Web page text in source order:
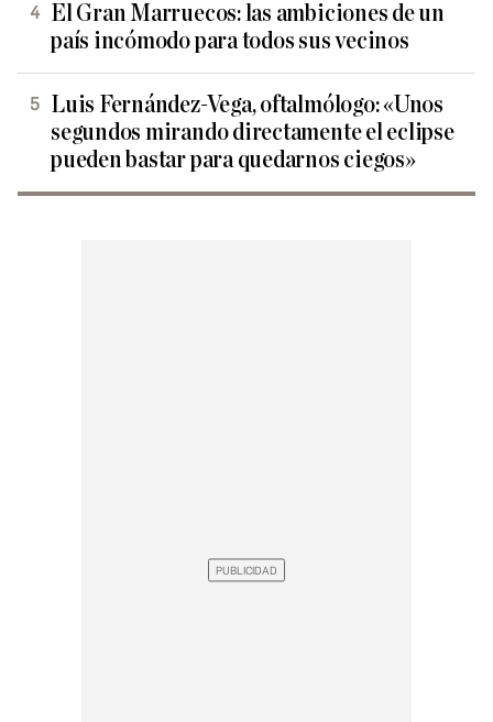
El Gran Marruecos: las ambiciones de un
país incómodo para todos sus vecinos
Luis Fernández-Vega, oftalmólogo: «Unos
segundos mirando directamente el eclipse
pueden bastar para quedarnos ciegos»